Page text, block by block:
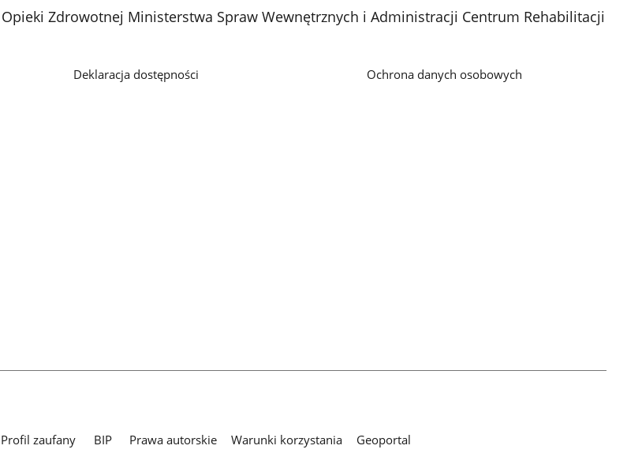
Opieki Zdrowotnej Ministerstwa Spraw Wewnętrznych i Administracji Centrum Rehabilitacji
Deklaracja dostępności Ochrona danych osobowych
Profil zaufany BIP Prawa autorskie Warunki korzystania Geoportal